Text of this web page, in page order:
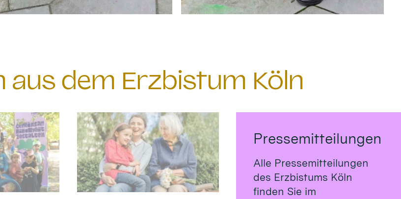
aus dem Erzbistum Köln
Pressemitteilungen
Alle Pressemitteilungen
des Erzbistums Köln
finden Sie im